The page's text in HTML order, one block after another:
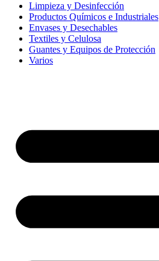
Limpieza y Desinfección
Productos Químicos e Industriales
Envases y Desechables
Textiles y Celulosa
Guantes y Equipos de Protección
Varios